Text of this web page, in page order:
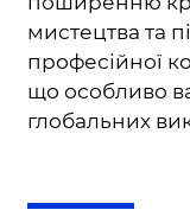
мистецтва та
професійної
що особливо
глобальних